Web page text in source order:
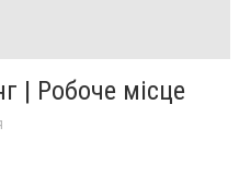
| Робоче місце